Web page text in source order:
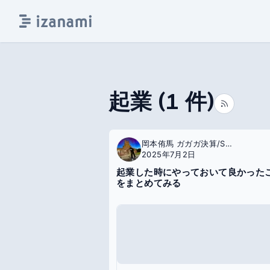
起業(1 件)
岡本侑馬 ガガガ決算/SpreadSite
2025年7月2日
起業した時にやっておいて良かった
をまとめてみる